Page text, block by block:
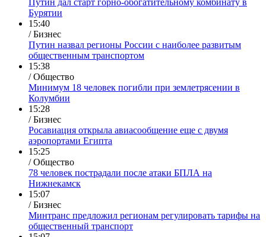
Путин дал старт горно-обогатительному комбинату в
Бурятии
15:40
/ Бизнес
Путин назвал регионы России с наиболее развитым
общественным транспортом
15:38
/ Общество
Минимум 18 человек погибли при землетрясении в
Колумбии
15:28
/ Бизнес
Росавиация открыла авиасообщение еще с двумя
аэропортами Египта
15:25
/ Общество
78 человек пострадали после атаки БПЛА на
Нижнекамск
15:07
/ Бизнес
Минтранс предложил регионам регулировать тарифы на
общественный транспорт